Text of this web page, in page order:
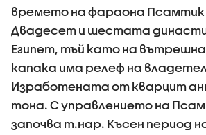
времето на фараона
Двадесет и шестата
Египет, тъй като на
капака има релеф на
Изработената от кварцит
тона. С управлението на
започва т.нар. Късен период